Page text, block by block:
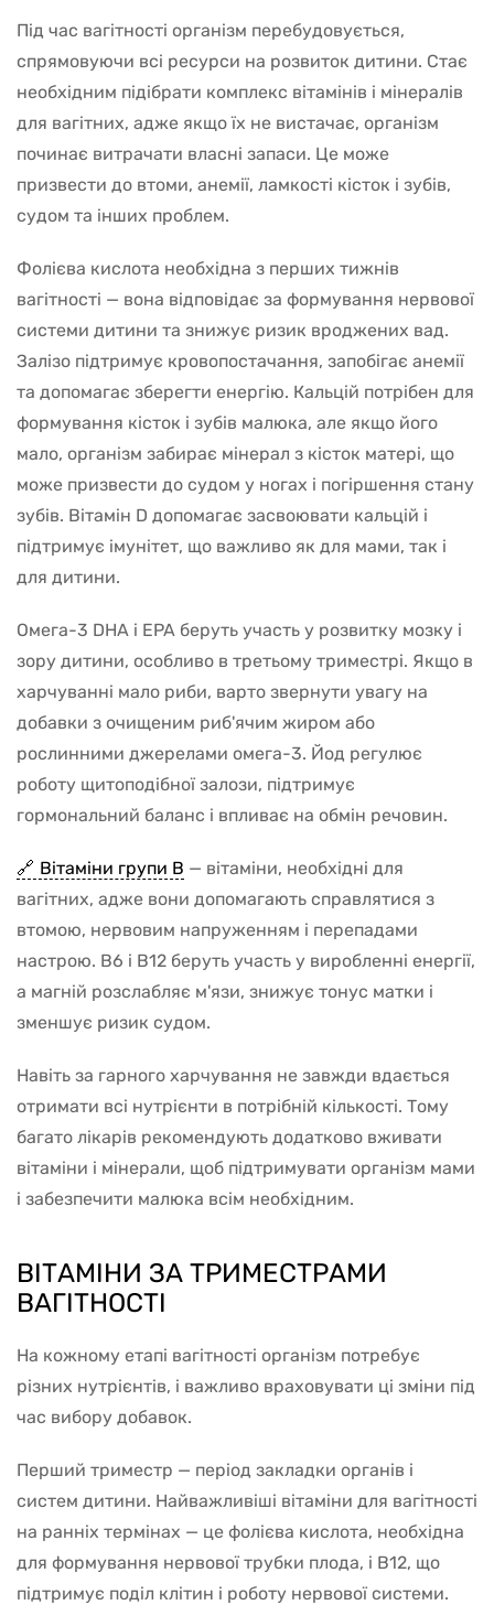
Під час вагітності організм перебудовується,
спрямовуючи всі ресурси на розвиток дитини. Стає
необхідним підібрати комплекс вітамінів і мінералів
для вагітних, адже якщо їх не вистачає, організм
починає витрачати власні запаси. Це може
призвести до втоми, анемії, ламкості кісток і зубів,
судом та інших проблем.
Фолієва кислота необхідна з перших тижнів
вагітності — вона відповідає за формування нервової
системи дитини та знижує ризик вроджених вад.
Залізо підтримує кровопостачання, запобігає анемії
та допомагає зберегти енергію. Кальцій потрібен для
формування кісток і зубів малюка, але якщо його
мало, організм забирає мінерал з кісток матері, що
може призвести до судом у ногах і погіршення стану
зубів. Вітамін D допомагає засвоювати кальцій і
підтримує імунітет, що важливо як для мами, так і
для дитини.
Омега-3 DHA і EPA беруть участь у розвитку мозку і
зору дитини, особливо в третьому триместрі. Якщо в
харчуванні мало риби, варто звернути увагу на
добавки з очищеним риб'ячим жиром або
рослинними джерелами омега-3. Йод регулює
роботу щитоподібної залози, підтримує
гормональний баланс і впливає на обмін речовин.
Вітаміни групи B — вітаміни, необхідні для
вагітних, адже вони допомагають справлятися з
втомою, нервовим напруженням і перепадами
настрою. B6 і B12 беруть участь у виробленні енергії,
а магній розслабляє м'язи, знижує тонус матки і
зменшує ризик судом.
Навіть за гарного харчування не завжди вдається
отримати всі нутрієнти в потрібній кількості. Тому
багато лікарів рекомендують додатково вживати
вітаміни і мінерали, щоб підтримувати організм мами
і забезпечити малюка всім необхідним.
ВІТАМІНИ ЗА ТРИМЕСТРАМИ
ВАГІТНОСТІ
На кожному етапі вагітності організм потребує
різних нутрієнтів, і важливо враховувати ці зміни під
час вибору добавок.
Перший триместр — період закладки органів і
систем дитини. Найважливіші вітаміни для вагітності
на ранніх термінах — це фолієва кислота, необхідна
для формування нервової трубки плода, і B12, що
підтримує поділ клітин і роботу нервової системи.